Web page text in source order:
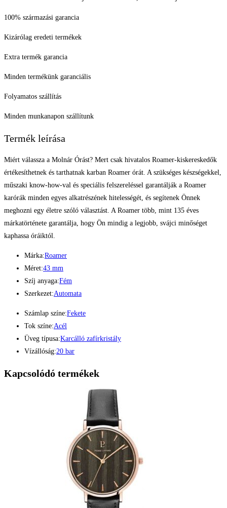
100% származási garancia
Kizárólag eredeti termékek
Extra termék garancia
Minden termékünk garanciális
Folyamatos szállítás
Minden munkanapon szállítunk
Termék leírása
Miért válassza a Molnár Órást? Mert csak hivatalos Roamer-kiskereskedők
értékesíthetnek és tarthatnak karban Roamer órát. A szükséges készségekkel,
műszaki know-how-val és speciális felszereléssel garantálják a Roamer
karórák minden egyes alkatrészének hitelességét, és segítenek Önnek
meghozni egy életre szóló választást. A Roamer több, mint 135 éves
márkatörténete garantálja, hogy Ön mindig a legjobb, svájci minőséget
kaphassa óráiktól.
Márka:Roamer
Méret:43 mm
Szíj anyaga:Fém
Szerkezet:Automata
Számlap színe:Fekete
Tok színe:Acél
Üveg típusa:Karcálló zafírkristály
Vízállóság:20 bar
Kapcsolódó termékek